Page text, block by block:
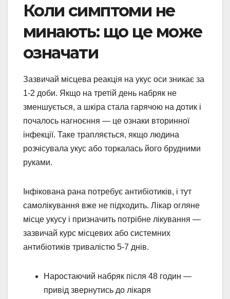
Коли симптоми не
минають: що це може
означати
Зазвичай місцева реакція на укус оси зникає за
1-2 доби. Якщо на третій день набряк не
зменшується, а шкіра стала гарячою на дотик і
почалось нагноєння — це ознаки вторинної
інфекції. Таке трапляється, якщо людина
розчісувала укус або торкалась його брудними
руками.
Інфікована рана потребує антибіотиків, і тут
самолікування вже не підходить. Лікар огляне
місце укусу і призначить потрібне лікування —
зазвичай курс місцевих або системних
антибіотиків тривалістю 5-7 днів.
Наростаючий набряк після 48 годин —
привід звернутись до лікаря